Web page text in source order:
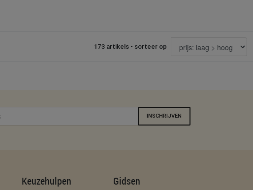
173 artikels - sorteer op
INSCHRIJVEN
Keuzehulpen Gidsen